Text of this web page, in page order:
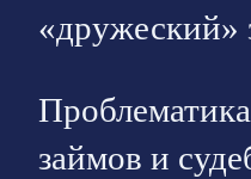
«дружеский»
займов и